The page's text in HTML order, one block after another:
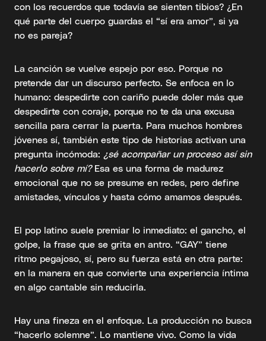
con los recuerdos que todavía se sienten tibios? ¿En
qué parte del cuerpo guardas el “sí era amor”, si ya
no es pareja?
La canción se vuelve espejo por eso. Porque no
pretende dar un discurso perfecto. Se enfoca en lo
humano: despedirte con cariño puede doler más que
despedirte con coraje, porque no te da una excusa
sencilla para cerrar la puerta. Para muchos hombres
jóvenes sí, también este tipo de historias activan una
pregunta incómoda: ¿sé acompañar un proceso así sin
hacerlo sobre mí?Esa es una forma de madurez
emocional que no se presume en redes, pero define
amistades, vínculos y hasta cómo amamos después.
El pop latino suele premiar lo inmediato: el gancho, el
golpe, la frase que se grita en antro. “GAY” tiene
ritmo pegajoso, sí, pero su fuerza está en otra parte:
en la manera en que convierte una experiencia íntima
en algo cantable sin reducirla.
Hay una fineza en el enfoque. La producción no busca
“hacerlo solemne”. Lo mantiene vivo. Como la vida